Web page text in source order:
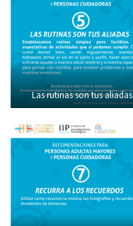
Las rutinas son tus aliadas